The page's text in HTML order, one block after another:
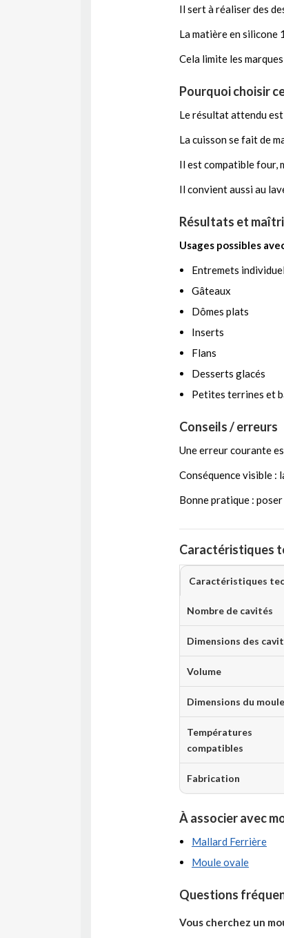
Il sert à réaliser des
La matière en silicone
Cela limite les
Pourquoi choisir
Le résultat attendu
La cuisson se fait de
Il est compatible four,
Il convient aussi au
Résultats et
Usages possibles
Entremets
Gâteaux
Dômes plats
Inserts
Flans
Desserts glacés
Petites terrines et
Conseils / erreurs
Une erreur courante
Conséquence visible :
Bonne pratique :
Caractéristiques
Caractéristiques
Nombre de cavités
Dimensions des
Volume
Dimensions du moule
Températures
compatibles
Fabrication
À associer avec
Mallard Ferrière
Moule ovale
Questions
Vous cherchez un